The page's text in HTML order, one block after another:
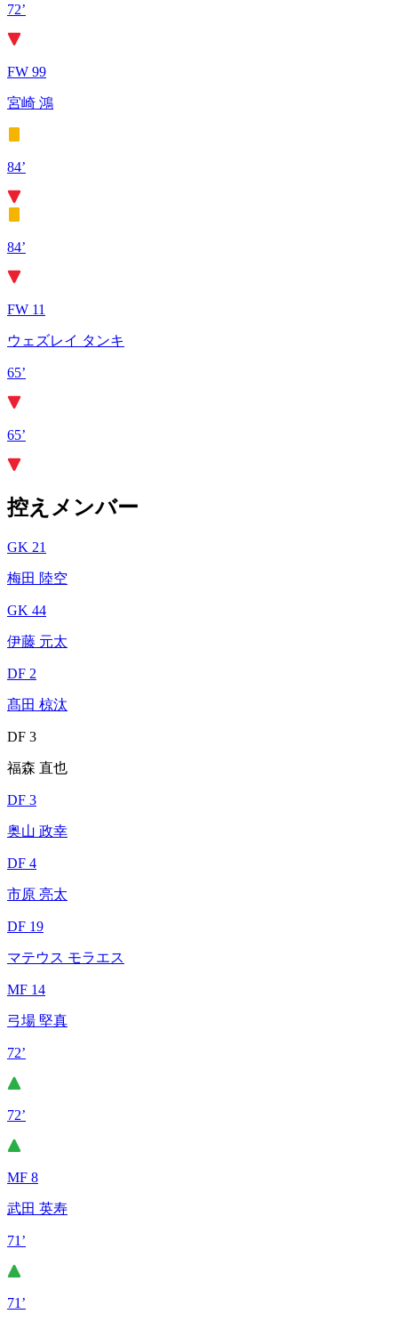
72’
FW 99
宮崎 鴻
84’
84’
FW 11
ウェズレイ タンキ
65’
65’
控えメンバー
GK 21
梅田 陸空
GK 44
伊藤 元太
DF 2
髙田 椋汰
DF 3
福森 直也
DF 3
奥山 政幸
DF 4
市原 亮太
DF 19
マテウス モラエス
MF 14
弓場 堅真
72’
72’
MF 8
武田 英寿
71’
71’